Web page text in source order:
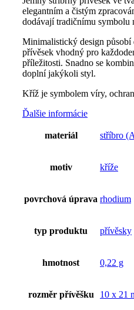
elegantním a čistým
dodávají tradičnímu symbolu
Minimalistický design působí
přívěsek vhodný pro
příležitosti. Snadno se
doplní jakýkoli styl.
Kříž je symbolem víry,
Ďalšie informácie
materiál stříbro
motiv kříže
povrchová úprava rhodium
typ produktu přívěsky
hmotnost 0,22 g
rozměr přívěšku 10 x 21